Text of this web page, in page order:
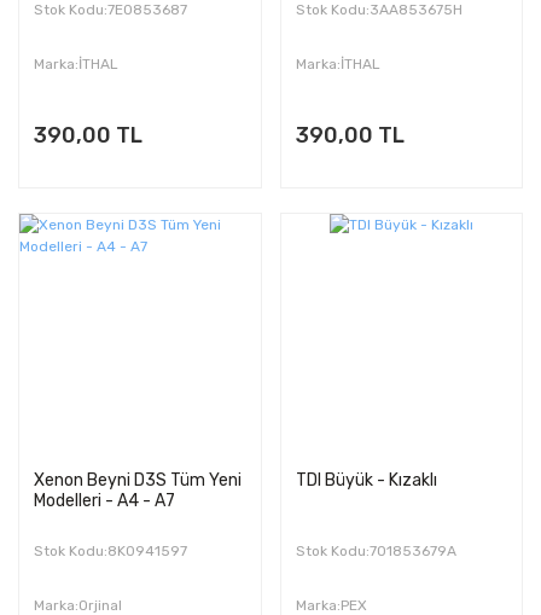
Stok Kodu:7E0853687
Marka:İTHAL
390,00 TL
Stok Kodu:3AA853675H
Marka:İTHAL
390,00 TL
Xenon Beyni D3S Tüm Yeni
Modelleri - A4 - A7
Stok Kodu:8K0941597
Marka:Orjinal
TDI Büyük - Kızaklı
Stok Kodu:701853679A
Marka:PEX